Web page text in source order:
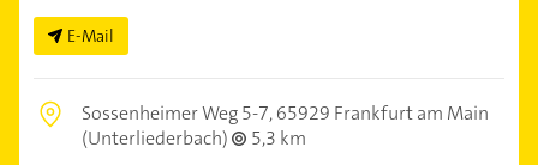
E-Mail
Sossenheimer Weg 5-7,65929 Frankfurt am Main
(Unterliederbach)
5,3 km